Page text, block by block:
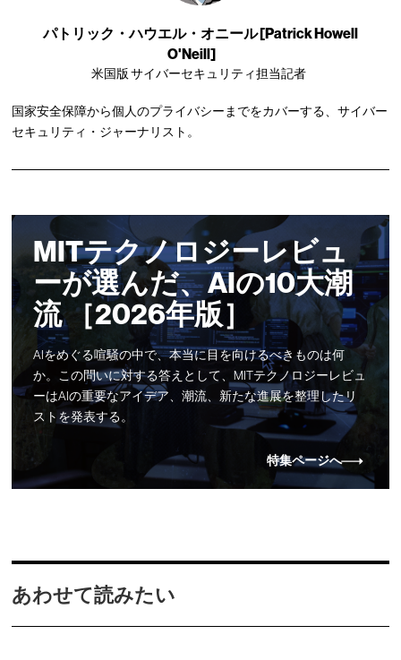
パトリック・ハウエル・オニール [Patrick Howell
O'Neill]
米国版 サイバーセキュリティ担当記者
国家安全保障から個人のプライバシーまでをカバーする、サイバー
セキュリティ・ジャーナリスト。
MITテクノロジーレビュ
ーが選んだ、AIの10大潮
流 ［2026年版］
AIをめぐる喧騒の中で、本当に目を向けるべきものは何
か。この問いに対する答えとして、MITテクノロジーレビュ
ーはAIの重要なアイデア、潮流、新たな進展を整理したリ
ストを発表する。
特集ページへ
あわせて読みたい